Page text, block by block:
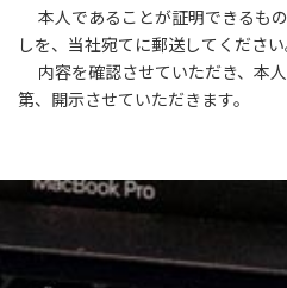
本人であることが証明できるも
しを、当社宛てに郵送してください
内容を確認させていただき、本
第、開示させていただきます。